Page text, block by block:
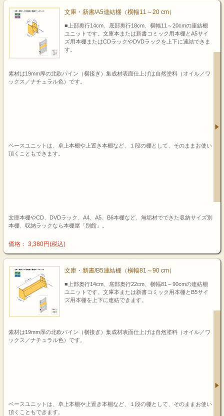
文庫・新書/A5連結棚（横幅11～20 cm）
■上部奥行14cm、底部奥行18cm、横幅11～20cmの連結棚
ユニットです。文庫本または新書コミック用本棚とA5サイ
ズ用本棚またはCDラックやDVDラックを上下に連結できま
す。
素材は19mm厚の北欧パイン（横接ぎ）集成材表面仕上げは自然塗料（オイル／ワ
ックス／ナチュラル色）です。
ベースユニットは、卓上本棚や上置き本棚など、１段の棚として、そのままお使い
頂くこともできます。
文庫本棚やCD、DVDラック、A4、A5、B6本棚など、無垢材でできた収納サイズ別
本棚、収納ラックなら本棚屋「別館」。
価格： 3,380円(税込)
文庫・新書/B5連結棚（横幅81～90 cm）
■上部奥行14cm、底部奥行22cm、横幅81～90cmの連結棚
ユニットです。文庫本または新書コミック用本棚とB5サイ
ズ用本棚を上下に連結できます。
素材は19mm厚の北欧パイン（横接ぎ）集成材表面仕上げは自然塗料（オイル／ワ
ックス／ナチュラル色）です。
ベースユニットは、卓上本棚や上置き本棚など、１段の棚として、そのままお使い
頂くこともできます。